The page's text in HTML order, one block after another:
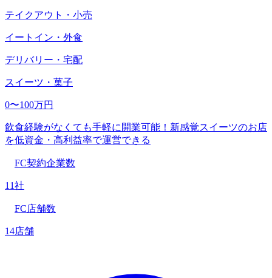
テイクアウト・小売
イートイン・外食
デリバリー・宅配
スイーツ・菓子
0〜100万円
飲食経験がなくても手軽に開業可能！新感覚スイーツのお店
を低資金・高利益率で運営できる
FC契約企業数
11社
FC店舗数
14店舗